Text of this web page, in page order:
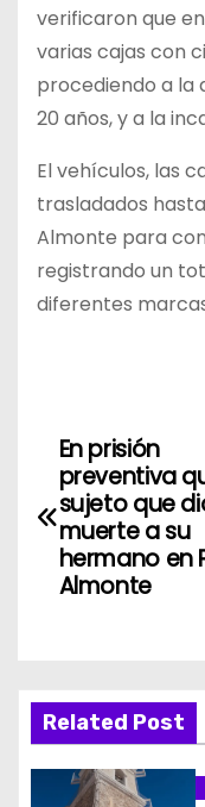
verificaron que
varias cajas con
procediendo a la
20 años, y a la
El vehículos, las
trasladados
Almonte para
registrando un
diferentes
v
c
i
En prisión
preventiva
sujeto que
muerte a su
hermano en
Almonte
Related Post